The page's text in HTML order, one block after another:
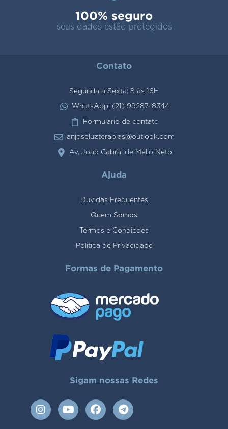
100% seguro
seus dados estão protegidos
Contato
Segunda a Sexta: 8 às 16H
WhatsApp: (21) 99287-8344
Formulario de contato
anjoseluzterapias@outlook.com
Av. João Cabral de Mello Neto
Ajuda
Duvidas Frequentes
Quem Somos
Termos e Condições
Politica de Privacidade
Formas de Pagamento
Sigam nossas Redes
I
n
Y
o
F
a
T
e